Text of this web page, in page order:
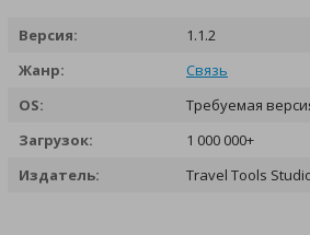
Версия:
1.1.2
Жанр:
Связь
OS:
Требуемая
Загрузок:
1 000 000+
Издатель:
Travel Tools